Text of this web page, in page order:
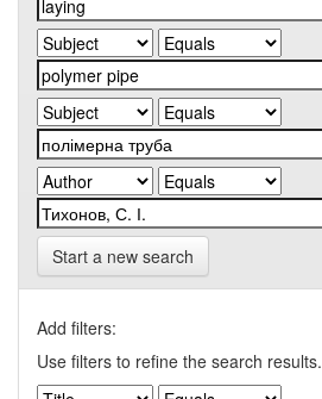
Start a new search
Add filters:
Use filters to refine the search results.